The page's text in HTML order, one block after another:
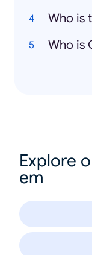
Who is
Explore
em